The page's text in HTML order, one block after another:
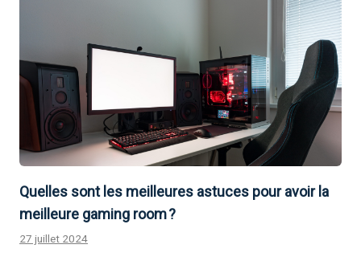
Quelles sont les meilleures astuces pour avoir la
meilleure gaming room ?
27 juillet 2024